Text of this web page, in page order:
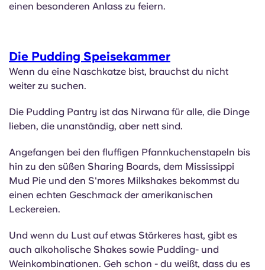
einen besonderen Anlass zu feiern.
Die Pudding Speisekammer
Wenn du eine Naschkatze bist, brauchst du nicht
weiter zu suchen.
Die Pudding Pantry ist das Nirwana für alle, die Dinge
lieben, die unanständig, aber nett sind.
Angefangen bei den fluffigen Pfannkuchenstapeln bis
hin zu den süßen Sharing Boards, dem Mississippi
Mud Pie und den S'mores Milkshakes bekommst du
einen echten Geschmack der amerikanischen
Leckereien.
Und wenn du Lust auf etwas Stärkeres hast, gibt es
auch alkoholische Shakes sowie Pudding- und
Weinkombinationen. Geh schon - du weißt, dass du es